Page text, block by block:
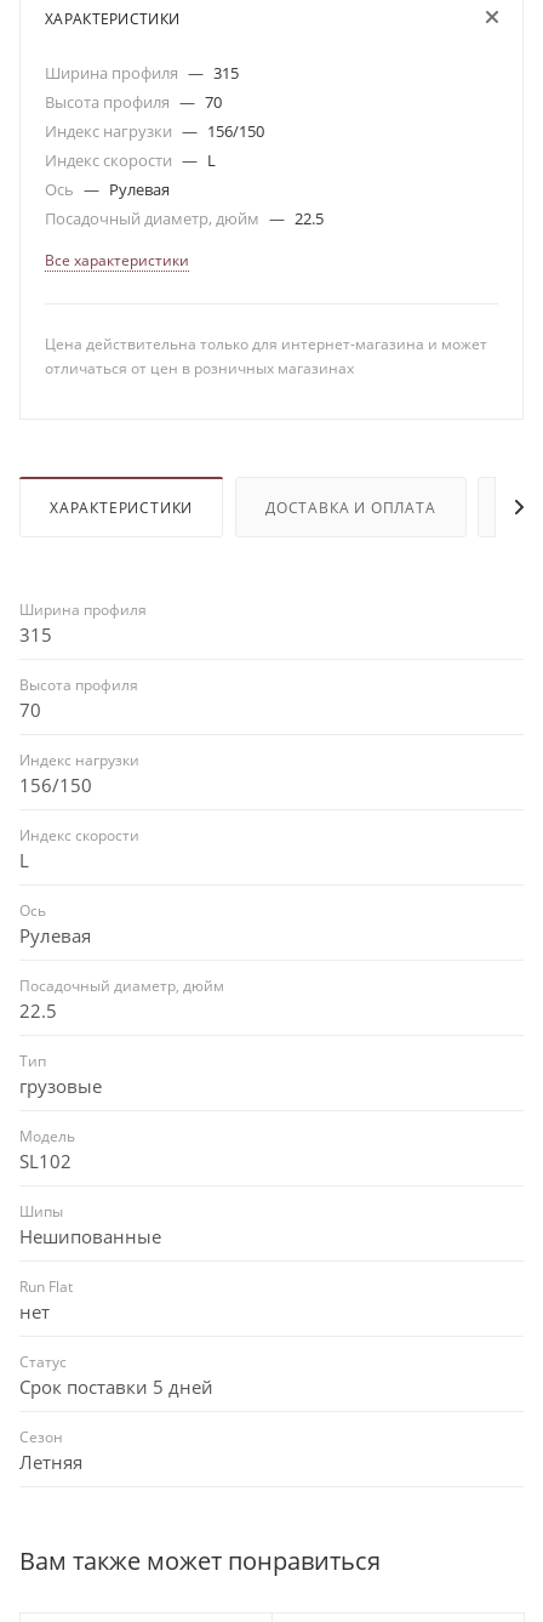
ХАРАКТЕРИСТИКИ
Ширина профиля — 315
Высота профиля — 70
Индекс нагрузки — 156/150
Индекс скорости — L
Ось — Рулевая
Посадочный диаметр, дюйм — 22.5
Все характеристики
Цена действительна только для интернет-магазина и может
отличаться от цен в розничных магазинах
ХАРАКТЕРИСТИКИ ДОСТАВКА И ОПЛАТА
Ширина профиля
315
Высота профиля
70
Индекс нагрузки
156/150
Индекс скорости
L
Ось
Рулевая
Посадочный диаметр, дюйм
22.5
Тип
грузовые
Модель
SL102
Шипы
Нешипованные
Run Flat
нет
Статус
Срок поставки 5 дней
Сезон
Летняя
Вам также может понравиться